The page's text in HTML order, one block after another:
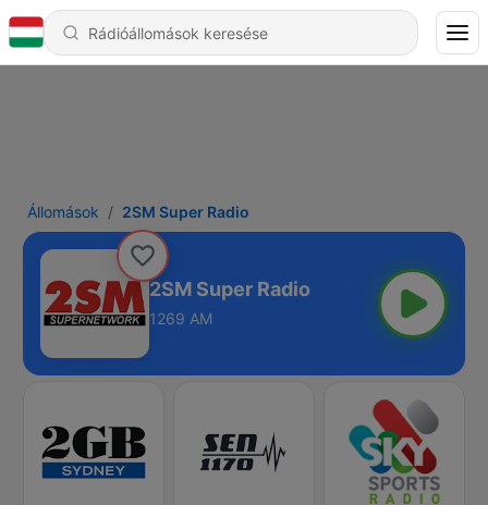
Állomások 2SM Super Radio
2SM Super Radio
1269 AM